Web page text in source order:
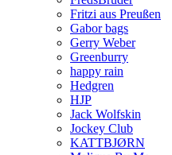
Fritzi aus Preußen
Gabor bags
Gerry Weber
Greenburry
happy rain
Hedgren
HJP
Jack Wolfskin
Jockey Club
KATTBJØRN